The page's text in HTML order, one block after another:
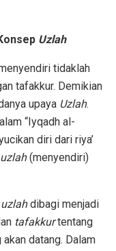
Uzlah
tidaklah
tafakkur. Demikian
upaya Uzlah.
“Iyqadh al-
diri dari riya’
uzlah(menyendiri)
uzlahdibagi menjadi
tafakkurtentang
datang. Dalam